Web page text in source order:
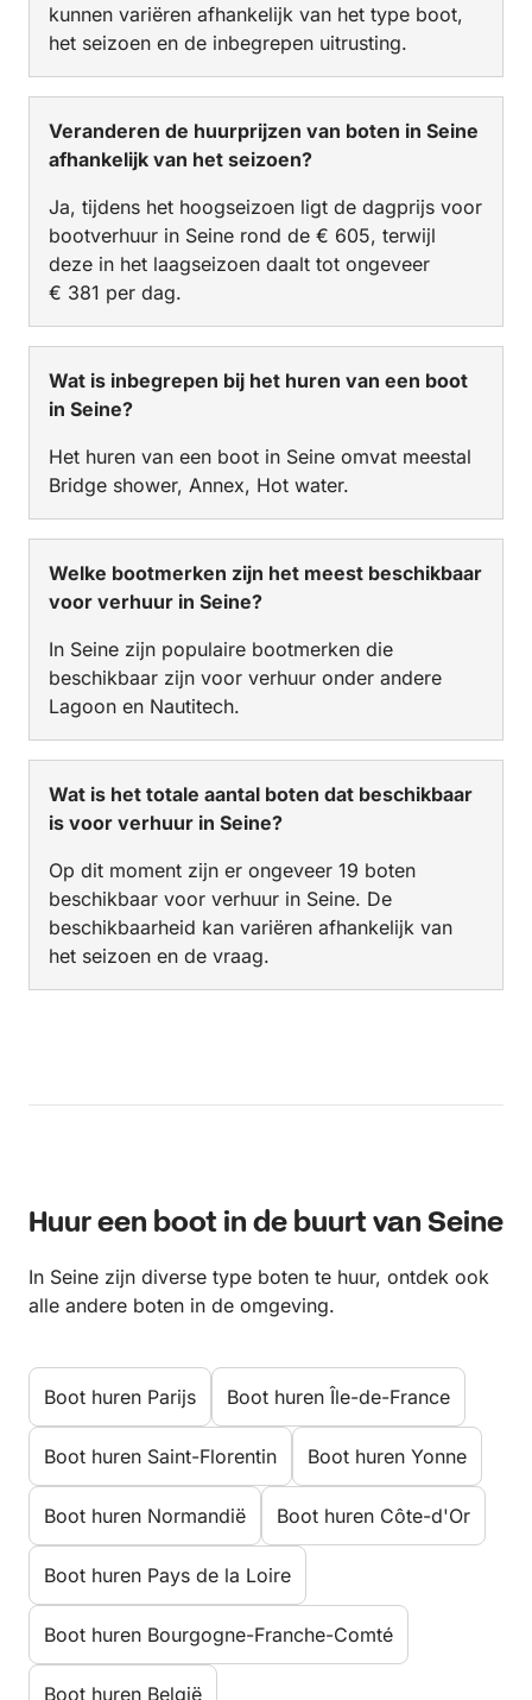
kunnen variëren afhankelijk van het type boot,
het seizoen en de inbegrepen uitrusting.
Veranderen de huurprijzen van boten in Seine
afhankelijk van het seizoen?
Ja, tijdens het hoogseizoen ligt de dagprijs voor
bootverhuur in Seine rond de € 605, terwijl
deze in het laagseizoen daalt tot ongeveer
€ 381 per dag.
Wat is inbegrepen bij het huren van een boot
in Seine?
Het huren van een boot in Seine omvat meestal
Bridge shower, Annex, Hot water.
Welke bootmerken zijn het meest beschikbaar
voor verhuur in Seine?
In Seine zijn populaire bootmerken die
beschikbaar zijn voor verhuur onder andere
Lagoon en Nautitech.
Wat is het totale aantal boten dat beschikbaar
is voor verhuur in Seine?
Op dit moment zijn er ongeveer 19 boten
beschikbaar voor verhuur in Seine. De
beschikbaarheid kan variëren afhankelijk van
het seizoen en de vraag.
Huur een boot in de buurt van Seine
In Seine zijn diverse type boten te huur, ontdek ook
alle andere boten in de omgeving.
Boot huren Parijs Boot huren Île-de-France
Boot huren Saint-Florentin Boot huren Yonne
Boot huren Normandië Boot huren Côte-d'Or
Boot huren Pays de la Loire
Boot huren Bourgogne-Franche-Comté
Boot huren België